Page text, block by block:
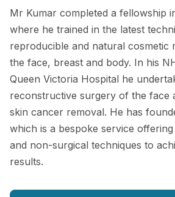
Mr Kumar completed a fellowship
where he trained in the latest
reproducible and natural cosmetic
the face, breast and body. In his
Queen Victoria Hospital he
reconstructive surgery of the face
skin cancer removal. He has
which is a bespoke service
and non-surgical techniques to
results.